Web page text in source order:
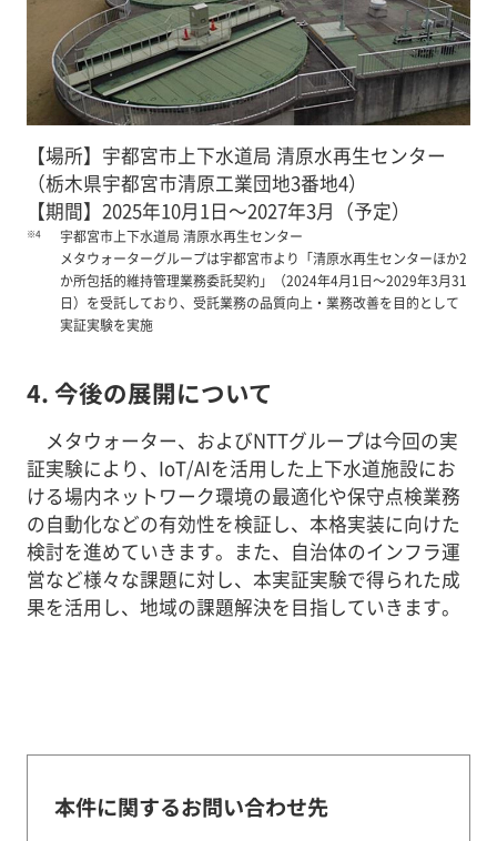
【場所】宇都宮市上下水道局 清原水再生センター
（栃木県宇都宮市清原工業団地3番地4）
【期間】2025年10月1日～2027年3月（予定）
※4
宇都宮市上下水道局 清原水再生センター
メタウォーターグループは宇都宮市より「清原水再生センターほか2
か所包括的維持管理業務委託契約」（2024年4月1日～2029年3月31
日）を受託しており、受託業務の品質向上・業務改善を目的として
実証実験を実施
4. 今後の展開について
メタウォーター、およびNTTグループは今回の実
証実験により、IoT/AIを活用した上下水道施設にお
ける場内ネットワーク環境の最適化や保守点検業務
の自動化などの有効性を検証し、本格実装に向けた
検討を進めていきます。また、自治体のインフラ運
営など様々な課題に対し、本実証実験で得られた成
果を活用し、地域の課題解決を目指していきます。
本件に関するお問い合わせ先